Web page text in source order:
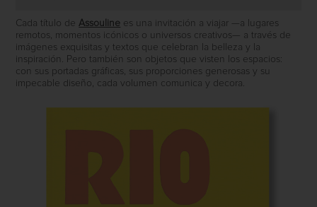
Cada título de Assouline es una invitación a viajar —a lugares
remotos, momentos icónicos o universos creativos— a través de
imágenes exquisitas y textos que celebran la belleza y la
inspiración. Pero también son objetos que visten los espacios:
con sus portadas gráficas, sus proporciones generosas y su
impecable diseño, cada volumen comunica y decora.